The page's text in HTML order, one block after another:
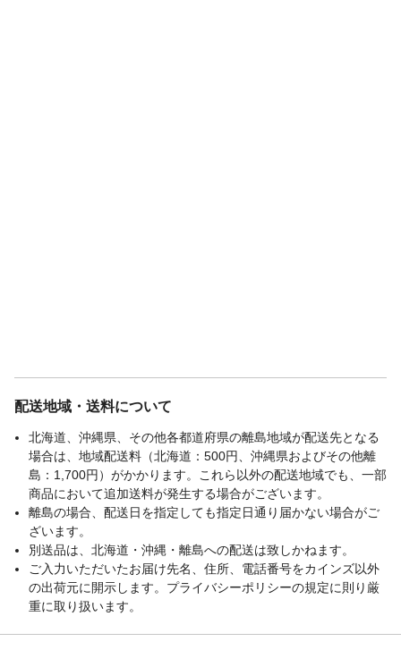
配送地域・送料について
北海道、沖縄県、その他各都道府県の離島地域が配送先となる
場合は、地域配送料（北海道：500円、沖縄県およびその他離
島：1,700円）がかかります。これら以外の配送地域でも、一部
商品において追加送料が発生する場合がございます。
離島の場合、配送日を指定しても指定日通り届かない場合がご
ざいます。
別送品は、北海道・沖縄・離島への配送は致しかねます。
ご入力いただいたお届け先名、住所、電話番号をカインズ以外
の出荷元に開示します。プライバシーポリシーの規定に則り厳
重に取り扱います。